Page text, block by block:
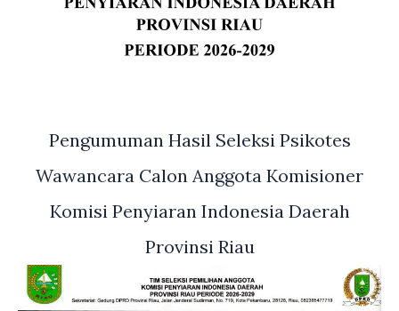
Pengumuman Hasil Seleksi Psikotes
Wawancara Calon Anggota Komisioner
Komisi Penyiaran Indonesia Daerah
Provinsi Riau